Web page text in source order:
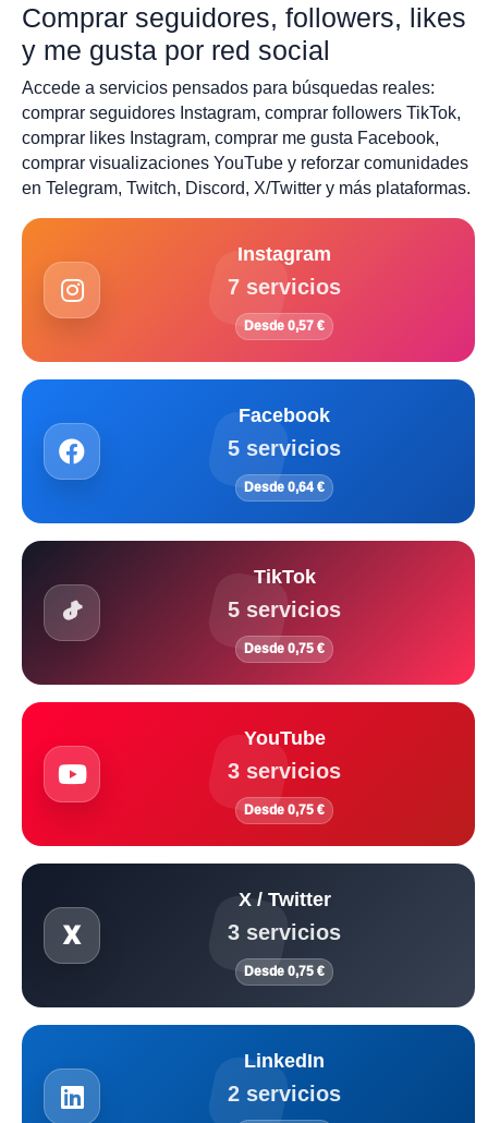
Comprar seguidores, followers, likes
y me gusta por red social
Accede a servicios pensados para búsquedas reales:
comprar seguidores Instagram, comprar followers TikTok,
comprar likes Instagram, comprar me gusta Facebook,
comprar visualizaciones YouTube y reforzar comunidades
en Telegram, Twitch, Discord, X/Twitter y más plataformas.
Instagram
7 servicios
Desde 0,57 €
Facebook
5 servicios
Desde 0,64 €
TikTok
5 servicios
Desde 0,75 €
YouTube
3 servicios
Desde 0,75 €
X / Twitter
3 servicios
Desde 0,75 €
LinkedIn
2 servicios